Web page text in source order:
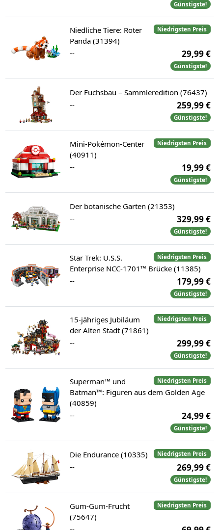
Günstigste!
Niedrigsten Preis
Niedliche Tiere: Roter
Panda (31394)
--
29,99 €
Günstigste!
Der Fuchsbau – Sammleredition (76437)
--
259,99 €
Günstigste!
Niedrigsten Preis
Mini-Pokémon-Center
(40911)
--
19,99 €
Günstigste!
Der botanische Garten (21353)
--
329,99 €
Günstigste!
Niedrigsten Preis
Star Trek: U.S.S.
Enterprise NCC-1701™ Brücke (11385)
--
179,99 €
Günstigste!
Niedrigsten Preis
15-jähriges Jubiläum
der Alten Stadt (71861)
--
299,99 €
Günstigste!
Niedrigsten Preis
Superman™ und
Batman™: Figuren aus dem Golden Age
(40859)
--
24,99 €
Günstigste!
Niedrigsten Preis
Die Endurance (10335)
--
269,99 €
Günstigste!
Niedrigsten Preis
Gum-Gum-Frucht
(75647)